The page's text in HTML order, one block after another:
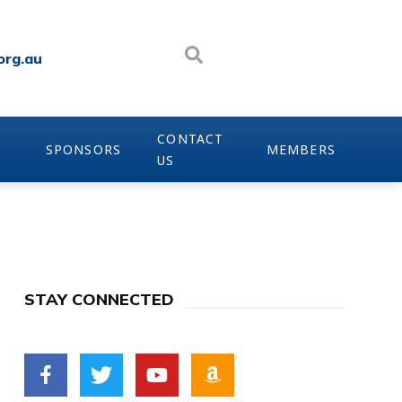
SPONSORS
CONTACT
US
MEMBERS
STAY CONNECTED